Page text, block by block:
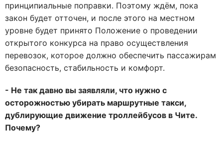
принципиальные поправки. Поэтому ждём, пока
закон будет отточен, и после этого на местном
уровне будет принято Положение о проведении
открытого конкурса на право осуществления
перевозок, которое должно обеспечить пассажирам
безопасность, стабильность и комфорт.
- Не так давно вы заявляли, что нужно с
осторожностью убирать маршрутные такси,
дублирующие движение троллейбусов в Чите.
Почему?